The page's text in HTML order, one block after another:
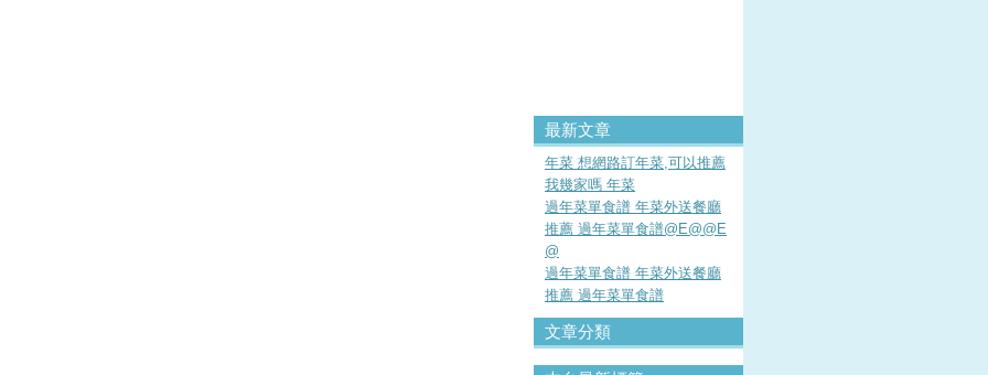
最新文章
年菜 想網路訂年菜,可以推薦
我幾家嗎 年菜
過年菜單食譜 年菜外送餐廳
推薦 過年菜單食譜@E@@E
@
過年菜單食譜 年菜外送餐廳
推薦 過年菜單食譜
文章分類